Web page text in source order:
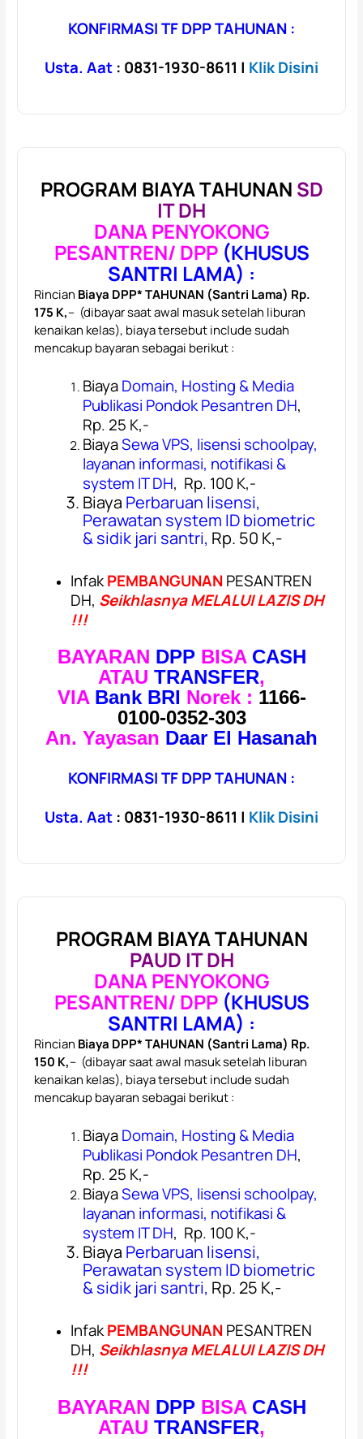
KONFIRMASI TF DPP TAHUNAN :
Usta. Aat : 0831-1930-8611 | Klik Disini
PROGRAM BIAYA TAHUNAN SD
IT DH
DANA PENYOKONG
PESANTREN/ DPP (KHUSUS
SANTRI LAMA) :
Rincian Biaya DPP* TAHUNAN (Santri Lama) Rp.
175 K,– (dibayar saat awal masuk setelah liburan
kenaikan kelas), biaya tersebut include sudah
mencakup bayaran sebagai berikut :
BiayaDomain, Hosting & Media
Publikasi Pondok Pesantren DH,
Rp. 25 K,-
BiayaSewa VPS, lisensi schoolpay,
layanan informasi, notifikasi &
system IT DH, Rp. 100 K,-
Biaya Perbaruan lisensi,
Perawatan system ID biometric
& sidik jari santri, Rp. 50 K,-
InfakPEMBANGUNANPESANTREN
DH, Seikhlasnya MELALUI LAZIS DH
!!!
BAYARAN DPPBISA CASH
ATAU TRANSFER,
VIA Bank BRI Norek : 1166-
0100-0352-303
An. Yayasan Daar El Hasanah
KONFIRMASI TF DPP TAHUNAN :
Usta. Aat : 0831-1930-8611 | Klik Disini
PROGRAM BIAYA TAHUNAN
PAUD IT DH
DANA PENYOKONG
PESANTREN/ DPP (KHUSUS
SANTRI LAMA) :
Rincian Biaya DPP* TAHUNAN (Santri Lama) Rp.
150 K,– (dibayar saat awal masuk setelah liburan
kenaikan kelas), biaya tersebut include sudah
mencakup bayaran sebagai berikut :
BiayaDomain, Hosting & Media
Publikasi Pondok Pesantren DH,
Rp. 25 K,-
BiayaSewa VPS, lisensi schoolpay,
layanan informasi, notifikasi &
system IT DH, Rp. 100 K,-
Biaya Perbaruan lisensi,
Perawatan system ID biometric
& sidik jari santri, Rp. 25 K,-
InfakPEMBANGUNANPESANTREN
DH, Seikhlasnya MELALUI LAZIS DH
!!!
BAYARAN DPPBISA CASH
ATAU TRANSFER,